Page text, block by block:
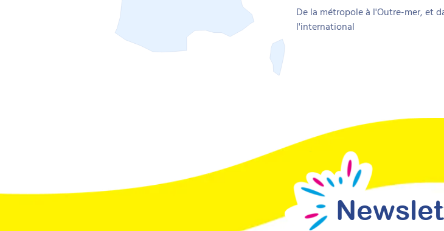
De la métropole à l'Outre-mer, et
l'international